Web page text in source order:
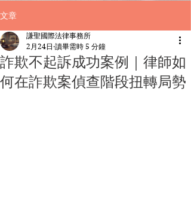
文章
詐欺不起訴成功案例｜律師如
何在詐欺案偵查階段扭轉局勢
謙聖國際法律事務所
2月24日 讀畢需時 5 分鐘